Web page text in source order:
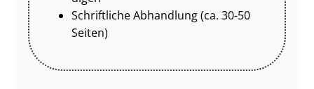
Schriftliche Abhandlung (ca. 30-50
Seiten)